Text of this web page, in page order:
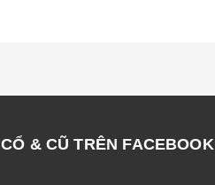
CỔ & CŨ TRÊN FACEBOOK